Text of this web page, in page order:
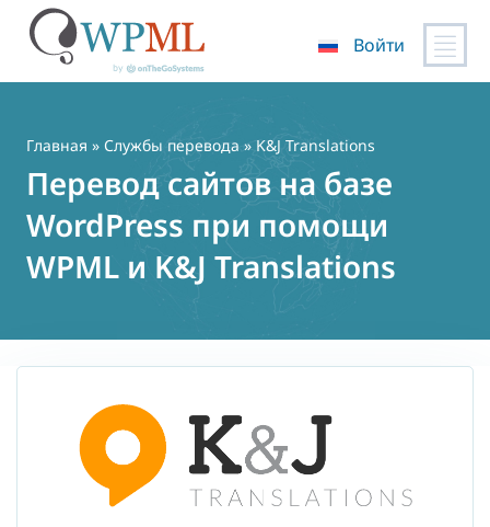
содержимому
Войти
Главная » Службы перевода » K&J Translations
Перевод сайтов на базе
WordPress при помощи
WPML и K&J Translations